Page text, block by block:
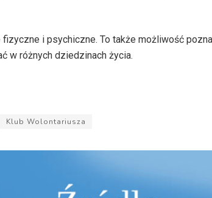
i psychiczne. To także możliwość
w różnych dziedzinach życia.
Klub Wolontariusza